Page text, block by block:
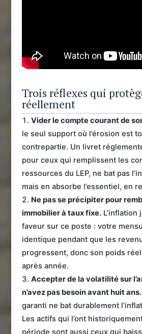
Trois réflexes qui
réellement
Vider le compte courant de
le seul support où l’érosion est
contrepartie. Un livret
pour ceux qui remplissent les
ressources du LEP, ne bat pas
mais en absorbe l’essentiel, en
Ne pas se précipiter pour
immobilier à taux fixe.L’inflation
faveur sur ce poste : votre
identique pendant que les
progressent, donc son poids
après année.
Accepter de la volatilité sur
n’avez pas besoin avant huit ans.
garanti ne bat durablement
Les actifs qui l’ont